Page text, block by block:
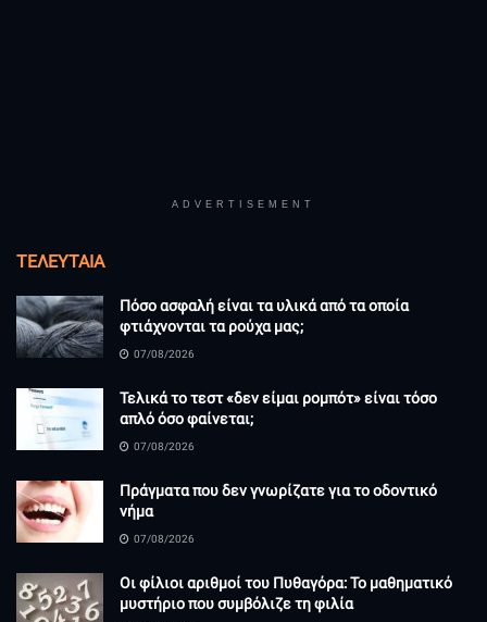
ADVERTISEMENT
ΤΕΛΕΥΤΑΊΑ
Πόσο ασφαλή είναι τα υλικά από τα οποία
φτιάχνονται τα ρούχα μας;
07/08/2026
Τελικά το τεστ «δεν είμαι ρομπότ» είναι τόσο
απλό όσο φαίνεται;
07/08/2026
Πράγματα που δεν γνωρίζατε για το οδοντικό
νήμα
07/08/2026
Οι φίλιοι αριθμοί του Πυθαγόρα: Το μαθηματικό
μυστήριο που συμβόλιζε τη φιλία